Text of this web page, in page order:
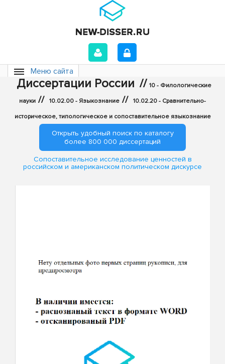
Меню сайта
Диссертации России // 10 - Филологические
науки // 10.02.00 - Языкознание // 10.02.20 - Сравнительно-
историческое, типологическое и сопоставительное языкознание
Открыть удобный поиск по каталогу
более 800 000 диссертаций
Сопоставительное исследование ценностей в
российском и американском политическом дискурсе